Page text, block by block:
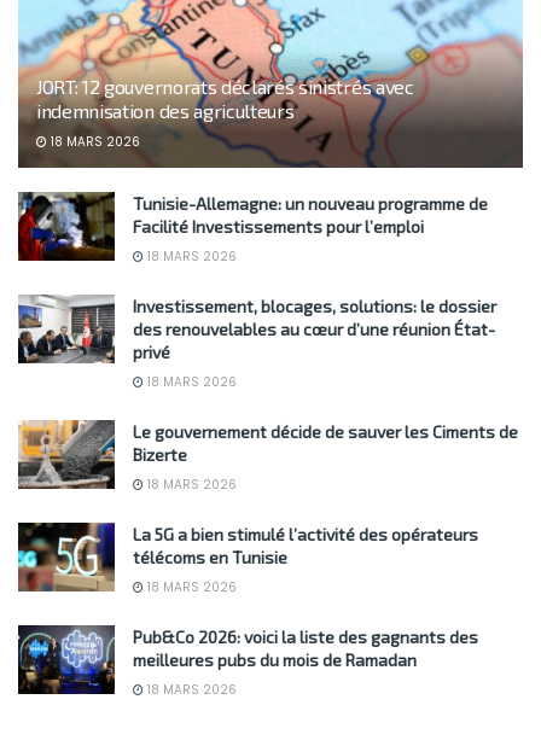
JORT: 12 gouvernorats déclarés sinistrés avec
indemnisation des agriculteurs
18 MARS 2026
Tunisie-Allemagne: un nouveau programme de
Facilité Investissements pour l’emploi
18 MARS 2026
Investissement, blocages, solutions: le dossier
des renouvelables au cœur d’une réunion État-
privé
18 MARS 2026
Le gouvernement décide de sauver les Ciments de
Bizerte
18 MARS 2026
La 5G a bien stimulé l’activité des opérateurs
télécoms en Tunisie
18 MARS 2026
Pub&Co 2026: voici la liste des gagnants des
meilleures pubs du mois de Ramadan
18 MARS 2026